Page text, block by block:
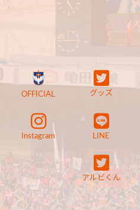
OFFICIAL グッズ
Instagram LINE
アルビくん